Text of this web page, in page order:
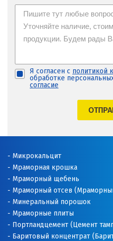
Я согласен с политикой
обработке
согласие
Микрокальцит
Мраморная крошка
Мраморный щебень
Мраморный отсев
Минеральный порошок
Мраморные плиты
Портландцемент (Цемент
Баритовый концентрат